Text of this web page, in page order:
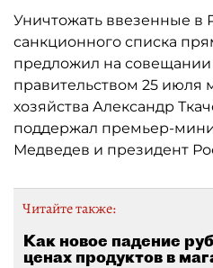
Уничтожать ввезенные в
санкционного списка
предложил на совещании
правительством 25 июля
хозяйства Александр
поддержал премьер-
Медведев и президент
Читайте также:
Как новое падение
ценах продуктов в